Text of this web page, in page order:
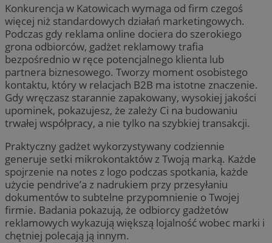
Konkurencja w Katowicach wymaga od firm czegoś
więcej niż standardowych działań marketingowych.
Podczas gdy reklama online dociera do szerokiego
grona odbiorców, gadżet reklamowy trafia
bezpośrednio w ręce potencjalnego klienta lub
partnera biznesowego. Tworzy moment osobistego
kontaktu, który w relacjach B2B ma istotne znaczenie.
Gdy wręczasz starannie zapakowany, wysokiej jakości
upominek, pokazujesz, że zależy Ci na budowaniu
trwałej współpracy, a nie tylko na szybkiej transakcji.
Praktyczny gadżet wykorzystywany codziennie
generuje setki mikrokontaktów z Twoją marką. Każde
spojrzenie na notes z logo podczas spotkania, każde
użycie pendrive’a z nadrukiem przy przesyłaniu
dokumentów to subtelne przypomnienie o Twojej
firmie. Badania pokazują, że odbiorcy gadżetów
reklamowych wykazują większą lojalność wobec marki i
chętniej polecają ją innym.